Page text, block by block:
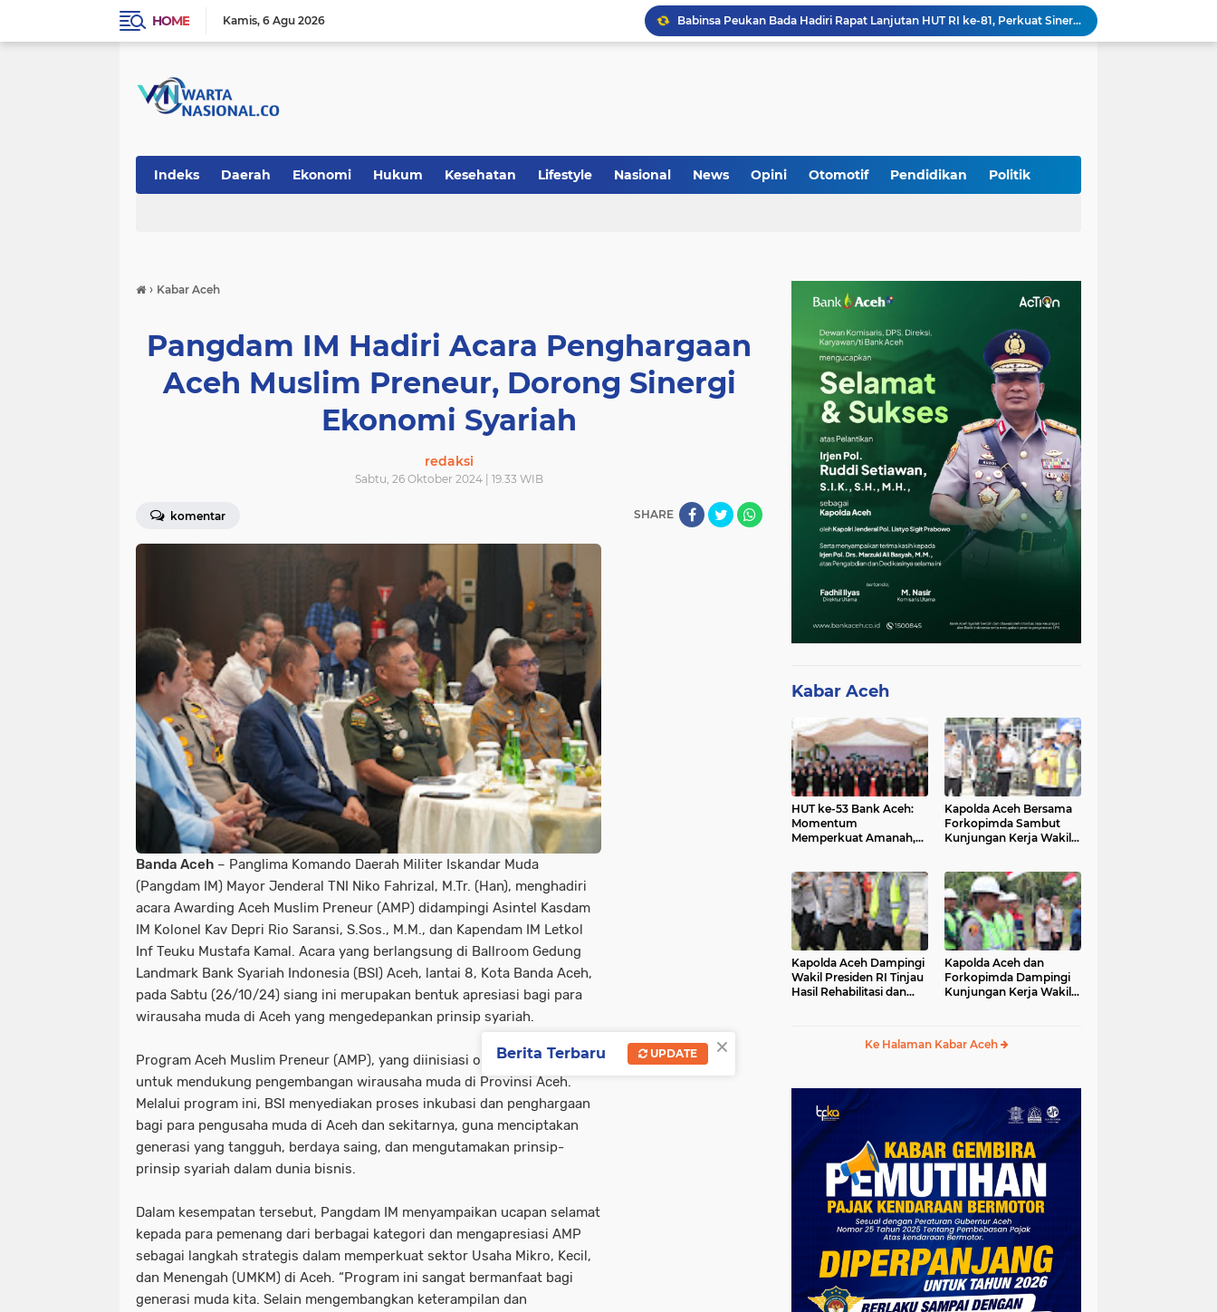
HOME Kamis 6 Agu 2026
Anggota Koramil 05/Mesjid Raya Gelar Acara Lepas Sambut Danramil
Dukung Generasi Sehat, Babinsa Seulimeum Dampingi Imunisasi Campak di Tanoh Abee
Silaturahmi Lintas Sektor di Kuta Alam, TNI–Polri dan Desa Perkokoh Kebersamaan
Indeks Daerah Ekonomi Hukum Kesehatan Lifestyle Nasional News Opini Otomotif Pendidikan Politik
› Kabar Aceh
Pangdam IM Hadiri Acara Penghargaan
Aceh Muslim Preneur, Dorong Sinergi
Ekonomi Syariah
redaksi
Sabtu, 26 Oktober 2024 | 19.33 WIB
komentar SHARE
Banda Aceh – Panglima Komando Daerah Militer Iskandar Muda
(Pangdam IM) Mayor Jenderal TNI Niko Fahrizal, M.Tr. (Han), menghadiri
acara Awarding Aceh Muslim Preneur (AMP) didampingi Asintel Kasdam
IM Kolonel Kav Depri Rio Saransi, S.Sos., M.M., dan Kapendam IM Letkol
Inf Teuku Mustafa Kamal. Acara yang berlangsung di Ballroom Gedung
Landmark Bank Syariah Indonesia (BSI) Aceh, lantai 8, Kota Banda Aceh,
pada Sabtu (26/10/24) siang ini merupakan bentuk apresiasi bagi para
wirausaha muda di Aceh yang mengedepankan prinsip syariah.
Program Aceh Muslim Preneur (AMP), yang diinisiasi oleh BSI, bertujuan
untuk mendukung pengembangan wirausaha muda di Provinsi Aceh.
Melalui program ini, BSI menyediakan proses inkubasi dan penghargaan
bagi para pengusaha muda di Aceh dan sekitarnya, guna menciptakan
generasi yang tangguh, berdaya saing, dan mengutamakan prinsip-
prinsip syariah dalam dunia bisnis.
Dalam kesempatan tersebut, Pangdam IM menyampaikan ucapan selamat
kepada para pemenang dari berbagai kategori dan mengapresiasi AMP
sebagai langkah strategis dalam memperkuat sektor Usaha Mikro, Kecil,
dan Menengah (UMKM) di Aceh. “Program ini sangat bermanfaat bagi
generasi muda kita. Selain mengembangkan keterampilan dan
Kabar Aceh
HUT ke-53 Bank Aceh:
Momentum
Memperkuat Amanah,
Kapolda Aceh Bersama
Forkopimda Sambut
Kunjungan Kerja Wakil
Kapolda Aceh Dampingi
Wakil Presiden RI Tinjau
Hasil Rehabilitasi dan
Kapolda Aceh dan
Forkopimda Dampingi
Kunjungan Kerja Wakil
Ke Halaman Kabar Aceh
×
Berita Terbaru UPDATE